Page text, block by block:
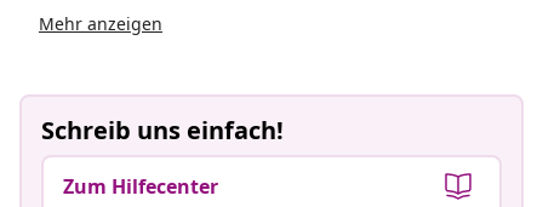
Mehr anzeigen
Schreib uns einfach!
Zum Hilfecenter